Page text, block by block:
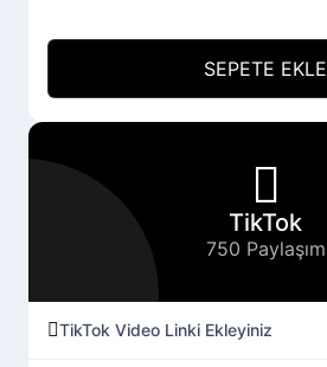
SEPETE EKLE
TikTok
750 Paylaşım
TikTok Video Linki Ekleyiniz